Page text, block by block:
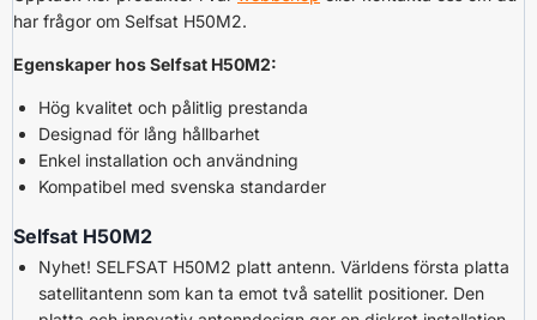
har frågor om Selfsat H50M2.
Egenskaper hos Selfsat H50M2:
Hög kvalitet och pålitlig prestanda
Designad för lång hållbarhet
Enkel installation och användning
Kompatibel med svenska standarder
Selfsat H50M2
Nyhet! SELFSAT H50M2 platt antenn. Världens första platta
satellitantenn som kan ta emot två satellit positioner. Den